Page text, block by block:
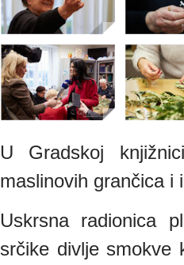
U Gradskoj
maslinovih grančica i
Uskrsna radionica
srčike divlje smokve